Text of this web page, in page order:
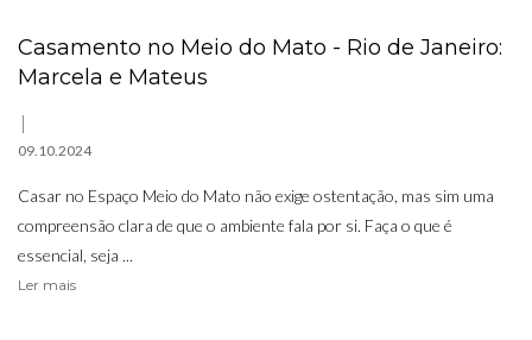
Casamento no Meio do Mato - Rio de Janeiro:
Marcela e Mateus
09.10.2024
Casar no Espaço Meio do Mato não exige ostentação, mas sim uma
compreensão clara de que o ambiente fala por si. Faça o que é
essencial, seja ...
Ler mais